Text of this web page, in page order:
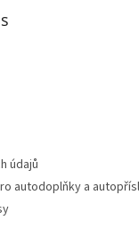
údajů
autodoplňky a